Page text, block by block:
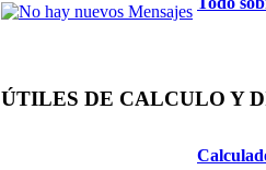
ÚTILES DE CALCULO Y